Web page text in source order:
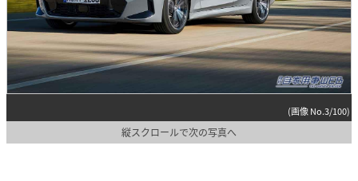
(画像 No.3/100)
縦スクロールで次の写真へ